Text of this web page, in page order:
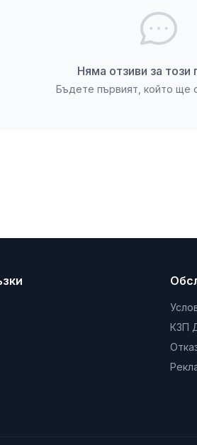
Няма отзиви за този
Бъдете първият, който ще
КЗП